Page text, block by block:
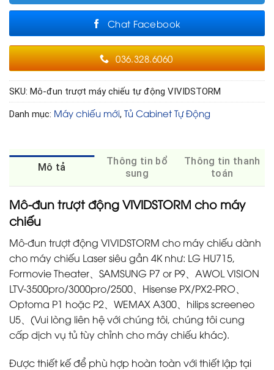
Chat Facebook
036.328.6060
SKU: Mô-đun trượt máy chiếu tự động VIVIDSTORM
Danh mục: Máy chiếu mới, Tủ Cabinet Tự Động
Mô tả
Thông tin bổ
sung
Thông tin thanh
toán
Mô-đun trượt động VIVIDSTORM cho máy
chiếu
Mô-đun trượt động VIVIDSTORM cho máy chiếu dành
cho máy chiếu Laser siêu gần 4K như: LG HU715,
Formovie Theater、SAMSUNG P7 or P9、AWOL VISION
LTV-3500pro/3000pro/2500、Hisense PX/PX2-PRO、
Optoma P1 hoặc P2、WEMAX A300、hilips screeneo
U5、(Vui lòng liên hệ với chúng tôi, chúng tôi cung
cấp dịch vụ tủ tùy chỉnh cho máy chiếu khác).
Được thiết kế để phù hợp hoàn toàn với thiết lập tại